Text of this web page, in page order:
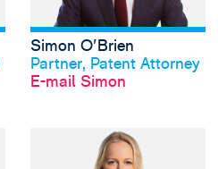
Profil anschauen
Simon O'Brien
Partner, Patent Attorney
E-mail Simon
View Jennifer